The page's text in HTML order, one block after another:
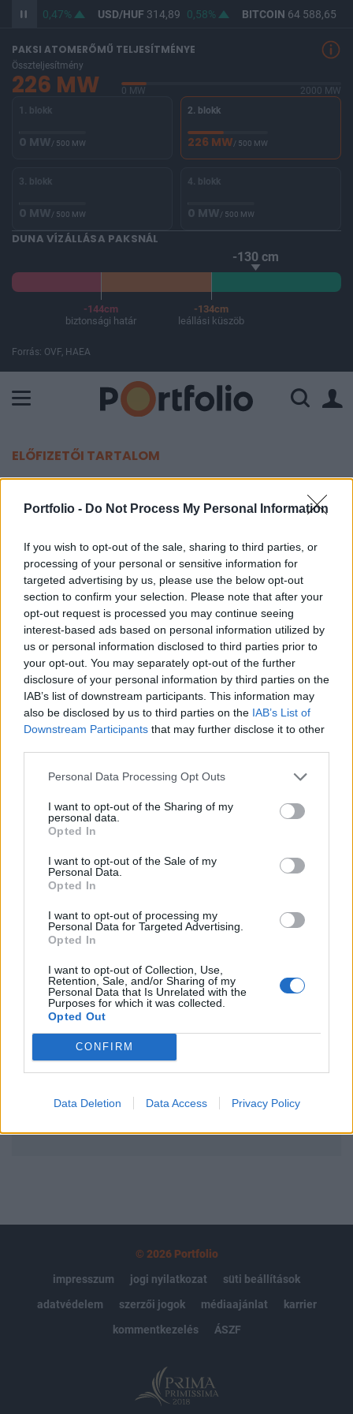
Portfolio - Do Not Process My Personal Information
If you wish to opt-out of the sale, sharing to third parties, or
processing of your personal or sensitive information for
targeted advertising by us, please use the below opt-out
section to confirm your selection. Please note that after your
opt-out request is processed you may continue seeing
interest-based ads based on personal information utilized by
us or personal information disclosed to third parties prior to
your opt-out. You may separately opt-out of the further
disclosure of your personal information by third parties on the
IAB’s list of downstream participants. This information may
also be disclosed by us to third parties on the IAB’s List of
Downstream Participants that may further disclose it to other
Personal Data Processing Opt Outs
I want to opt-out of the Sharing of my
personal data.
Opted In
I want to opt-out of the Sale of my
Personal Data.
Opted In
I want to opt-out of processing my
Personal Data for Targeted Advertising.
Opted In
I want to opt-out of Collection, Use,
Retention, Sale, and/or Sharing of my
Personal Data that Is Unrelated with the
Purposes for which it was collected.
Opted Out
CONFIRM
Data Deletion Data Access Privacy Policy
0,47% USD/HUF314,89 0,58% BITCOIN64 588,65
PAKSI ATOMERŐMŰ TELJESÍTMÉNYE
Összteljesítmény
226 MW 0 MW
2000 MW
1. blokk
0 MW/ 500 MW
2. blokk
226 MW/ 500 MW
3. blokk
0 MW/ 500 MW
4. blokk
0 MW/ 500 MW
DUNA VÍZÁLLÁSA PAKSNÁL
-130 cm
-144cm
biztonsági határ
-134cm
leállási küszöb
Forrás: OVF, HAEA
ELŐFIZETŐI TARTALOM
"fogadóirodái"
2013. június 23. 13:14
Bináris opciókat kínáló brókercégek, mint a
SetOption és a TradeRush a Bitcoin árfolyamának
változására köthető fogadásokat tesznek lehetővé
- írja a finextra.com.
A bináris opciók az egzotikus opciók közé tartoznak, és
akkor fizetnek az opció birtokosának egy általában előre
meghatározott összeget, ha az alaptermék árfolyama érint,
vagy átlép egy meghatározott szintet. A termék újdonsága
köthető bináris opció. A rendkívül volatilis Bitcoin árfolyam
néhány centes mélységből...
KEDVES OLVASÓNK!
tartozik, melynek olvasása előfizetéses
regisztrációhoz kötött.
Az előfizetés a következőket tartalmazza:
Portfolio.hu teljes cikkarchívum
Kötéslisták: BÉT elmúlt 2 év napon belüli
kötéslistái
Előfizetés
MÁR ELŐFIZETŐNK VAGY?BEJELENTKEZÉS
© 2026 Portfolio
impresszum
jogi nyilatkozat
süti beállítások
adatvédelem
szerzői jogok médiaajánlat
karrier
kommentkezelés
ÁSZF